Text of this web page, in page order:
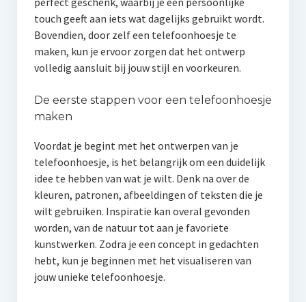
touch geeft aan iets wat dagelijks gebruikt wordt.
Bovendien, door zelf een telefoonhoesje te
maken, kun je ervoor zorgen dat het ontwerp
volledig aansluit bij jouw stijl en voorkeuren.
De eerste stappen voor een telefoonhoesje
maken
Voordat je begint met het ontwerpen van je
telefoonhoesje, is het belangrijk om een duidelijk
idee te hebben van wat je wilt. Denk na over de
kleuren, patronen, afbeeldingen of teksten die je
wilt gebruiken. Inspiratie kan overal gevonden
worden, van de natuur tot aan je favoriete
kunstwerken. Zodra je een concept in gedachten
hebt, kun je beginnen met het visualiseren van
jouw unieke telefoonhoesje.